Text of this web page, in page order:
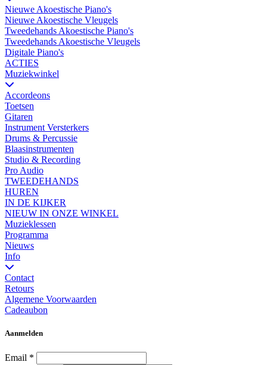
Nieuwe Akoestische Piano's
Nieuwe Akoestische Vleugels
Tweedehands Akoestische Piano's
Tweedehands Akoestische Vleugels
Digitale Piano's
ACTIES
Muziekwinkel
Accordeons
Toetsen
Gitaren
Instrument Versterkers
Drums & Percussie
Blaasinstrumenten
Studio & Recording
Pro Audio
TWEEDEHANDS
HUREN
IN DE KIJKER
NIEUW IN ONZE WINKEL
Muzieklessen
Programma
Nieuws
Info
Contact
Retours
Algemene Voorwaarden
Cadeaubon
Aanmelden
Email *